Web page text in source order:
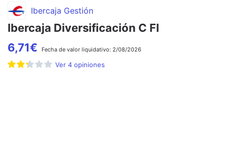
Ibercaja Gestión
Ibercaja Diversificación C FI
6,71€ Fecha de valor liquidativo: 2/08/2026
Ver 4 opiniones